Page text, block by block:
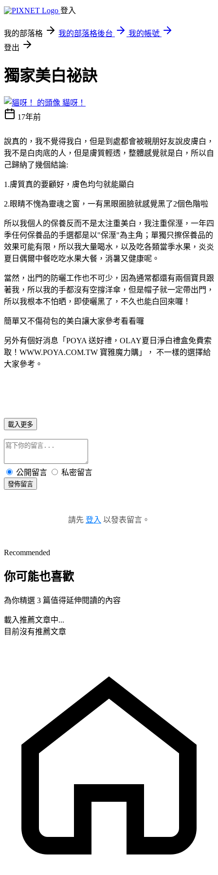
登入
我的部落格 我的部落格後台
我的帳號
登出
獨家美白祕訣
貓呀！
17年前
說真的，我不覺得我白，但是到處都會被親朋好友說皮膚白，
我不是白肉底的人，但是膚質輕透，整體感覺就是白，所以自
己歸納了幾個結論:
1.膚質真的要顧好，膚色均勻就能顯白
2.眼睛不愧為靈魂之窗，一有黑眼圈臉就感覺黑了2個色階啦
所以我個人的保養反而不是太注重美白，我注重保溼，一年四
季任何保養品的手選都是以"保溼"為主角；單獨只擦保養品的
效果可能有限，所以我大量喝水，以及吃各類當季水果，炎炎
夏日偶爾中餐吃吃水果大餐，消暑又健康呢。
當然，出門的防曬工作也不可少，因為通常都還有兩個寶貝跟
著我，所以我的手都沒有空撐洋傘，但是帽子就一定帶出門，
所以我根本不怕晒，即使曬黑了，不久也能白回來囉！
簡單又不傷荷包的美白讓大家參考看看囉
另外有個好消息「POYA 送好禮，OLAY夏日淨白禮盒免費索
取！WWW.POYA.COM.TW 寶雅魔力購」， 不一樣的選擇給
大家參考。
載入更多
公開留言 私密留言
發佈留言
請先 登入 以發表留言。
Recommended
你可能也喜歡
為你精選 3 篇值得延伸閱讀的內容
載入推薦文章中...
目前沒有推薦文章